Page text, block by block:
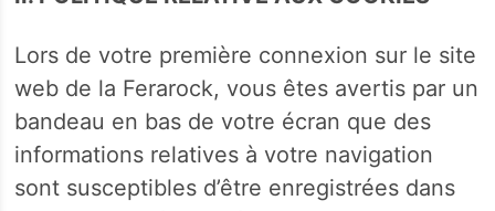
Lors de votre première connexion sur le site
web de la Ferarock, vous êtes avertis par un
bandeau en bas de votre écran que des
informations relatives à votre navigation
sont susceptibles d’être enregistrées dans